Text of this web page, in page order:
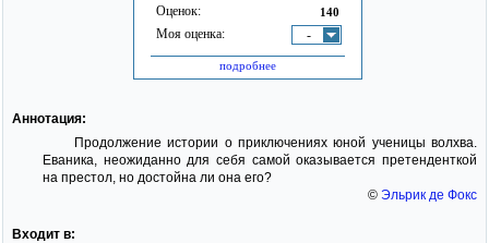
Оценок: 140
Моя оценка: -
подробнее
Аннотация:
Продолжение истории о приключениях юной ученицы волхва.
Еваника, неожиданно для себя самой оказывается претенденткой
на престол, но достойна ли она его?
© Эльрик де Фокс
Входит в: